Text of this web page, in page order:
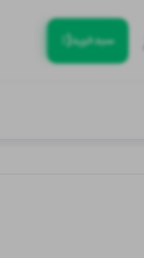
سبد‌خرید(: